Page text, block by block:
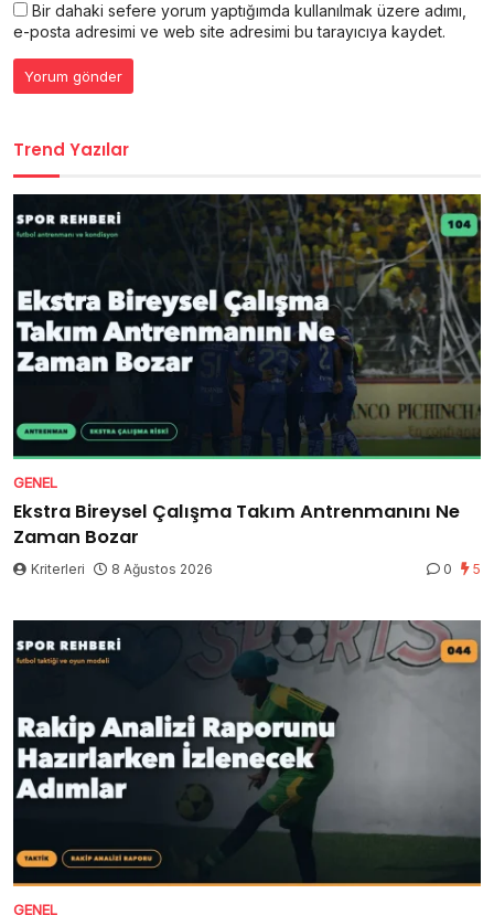
Bir dahaki sefere yorum yaptığımda kullanılmak üzere adımı,
e-posta adresimi ve web site adresimi bu tarayıcıya kaydet.
Trend Yazılar
GENEL
Ekstra Bireysel Çalışma Takım Antrenmanını Ne
Zaman Bozar
Kriterleri 8 Ağustos 2026 0 5
GENEL